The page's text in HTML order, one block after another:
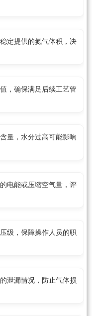
定提供的氮气体积，决
，确保满足后续工艺管
量，水分过高可能影响
电能或压缩空气量，评
级，保障操作人员的职
泄漏情况，防止气体损